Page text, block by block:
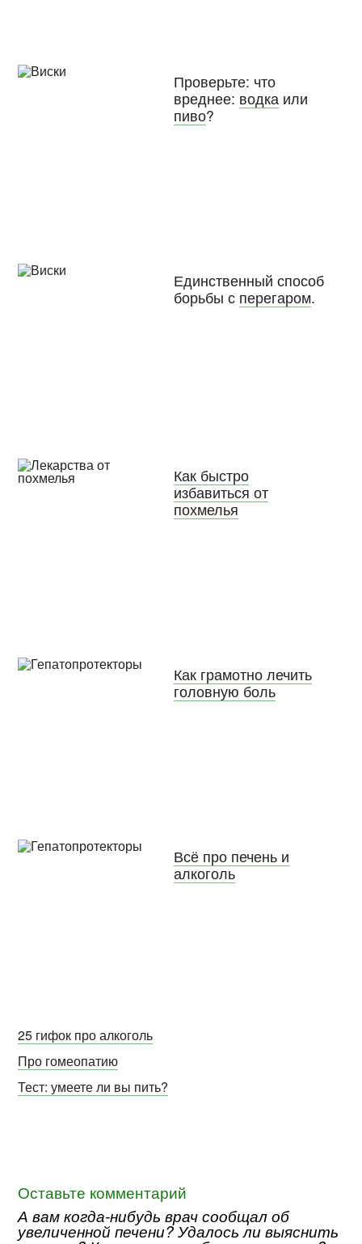
Проверьте: что
вреднее: водкаили
пиво?
Единственный способ
борьбы с перегаром.
Как быстро
избавиться от
похмелья
Как грамотно лечить
головную боль
Всё про печень и
алкоголь
25 гифок про алкоголь
Про гомеопатию
Тест: умеете ли вы пить?
Оставьте комментарий
А вам когда-нибудь врач сообщал об
увеличенной печени? Удалось ли выяснить